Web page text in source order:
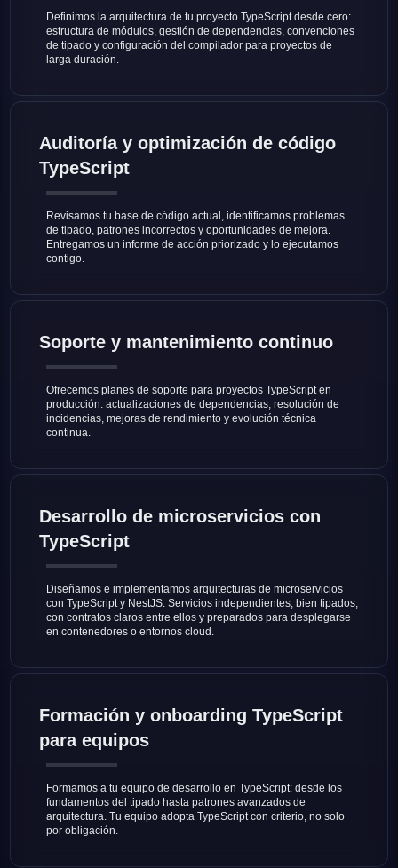
Definimos la arquitectura de tu proyecto TypeScript desde cero:
estructura de módulos, gestión de dependencias, convenciones
de tipado y configuración del compilador para proyectos de
larga duración.
Auditoría y optimización de código
TypeScript
Revisamos tu base de código actual, identificamos problemas
de tipado, patrones incorrectos y oportunidades de mejora.
Entregamos un informe de acción priorizado y lo ejecutamos
contigo.
Soporte y mantenimiento continuo
Ofrecemos planes de soporte para proyectos TypeScript en
producción: actualizaciones de dependencias, resolución de
incidencias, mejoras de rendimiento y evolución técnica
continua.
Desarrollo de microservicios con
TypeScript
Diseñamos e implementamos arquitecturas de microservicios
con TypeScript y NestJS. Servicios independientes, bien tipados,
con contratos claros entre ellos y preparados para desplegarse
en contenedores o entornos cloud.
Formación y onboarding TypeScript
para equipos
Formamos a tu equipo de desarrollo en TypeScript: desde los
fundamentos del tipado hasta patrones avanzados de
arquitectura. Tu equipo adopta TypeScript con criterio, no solo
por obligación.